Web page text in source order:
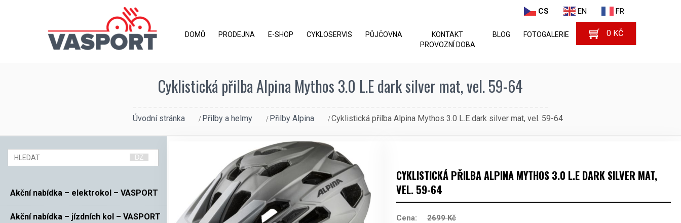
CS EN FR
DOMŮ PRODEJNA E-SHOP CYKLOSERVIS PŮJČOVNA
KONTAKT
PROVOZNÍ DOBA
BLOG FOTOGALERIE 0 KČ
Cyklistická přilba Alpina Mythos 3.0 L.E dark silver mat, vel. 59-64
Úvodní stránka Přilby a helmy Přilby Alpina Cyklistická přilba Alpina Mythos 3.0 L.E dark silver mat, vel. 59-64
Akční nabídka – elektrokol – VASPORT
Akční nabídka – jízdních kol – VASPORT
CYKLISTICKÁ PŘILBA ALPINA MYTHOS 3.0 L.E DARK SILVER MAT,
VEL. 59-64
Cena: 2699Kč